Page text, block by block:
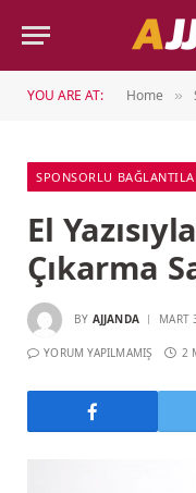
YOU ARE AT: Home »
SPONSORLU
El
Çıkarma
BY AJJANDA MART
YORUM YAPILMAMIŞ 2